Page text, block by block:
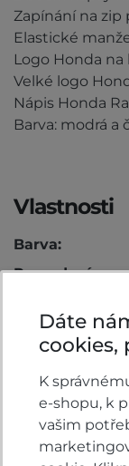
Zapínání na zip
Elastické
Logo Honda na
Velké logo
Nápis Honda
Barva: modrá a
Vlastnosti
Barva:
Provedení:
Máte otázky
Cardigan
Dáte
cookies,
K
e-shopu, k
vašim